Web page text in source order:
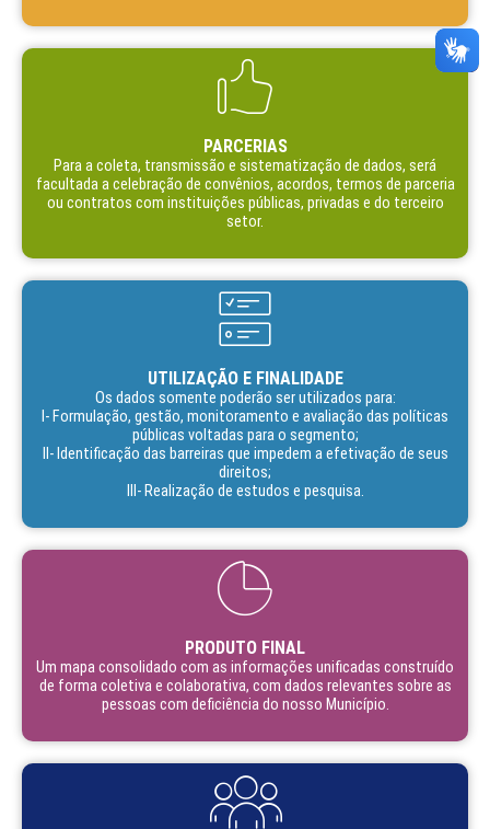
PARCERIAS
Para a coleta, transmissão e sistematização de dados, será
facultada a celebração de convênios, acordos, termos de parceria
ou contratos com instituições públicas, privadas e do terceiro
setor.
UTILIZAÇÃO E FINALIDADE
Os dados somente poderão ser utilizados para:
I- Formulação, gestão, monitoramento e avaliação das políticas
públicas voltadas para o segmento;
II- Identificação das barreiras que impedem a efetivação de seus
direitos;
III- Realização de estudos e pesquisa.
PRODUTO FINAL
Um mapa consolidado com as informações unificadas construído
de forma coletiva e colaborativa, com dados relevantes sobre as
pessoas com deficiência do nosso Município.